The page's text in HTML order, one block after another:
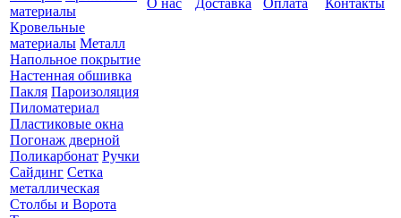
материалы
Кровельные
материалы Металл
Напольное покрытие
Настенная обшивка
Пакля Пароизоляция
Пиломатериал
Пластиковые окна
Погонаж дверной
Поликарбонат Ручки
Сайдинг Сетка
металлическая
Столбы и Ворота
О нас Доставка Оплата Контакты